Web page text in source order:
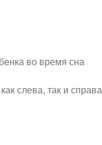
во время сна
слева, так и справа